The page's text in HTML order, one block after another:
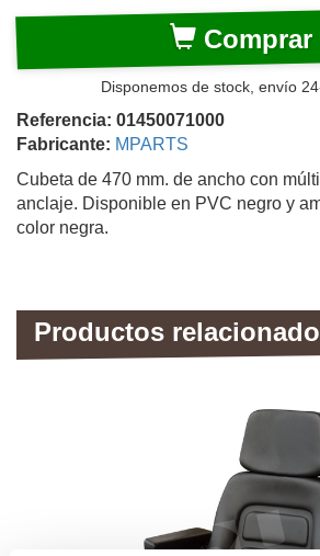
Comprar
Disponemos de stock, envío
Referencia: 01450071000
Fabricante: MPARTS
Cubeta de 470 mm. de ancho con
anclaje. Disponible en PVC negro y
color negra.
Productos